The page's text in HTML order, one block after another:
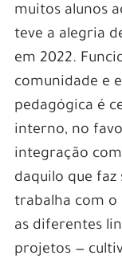
muitos alunos
teve a alegria
em 2022.
comunidade e
pedagógica é
interno, no
integração
daquilo que
trabalha com o
as diferentes
projetos —